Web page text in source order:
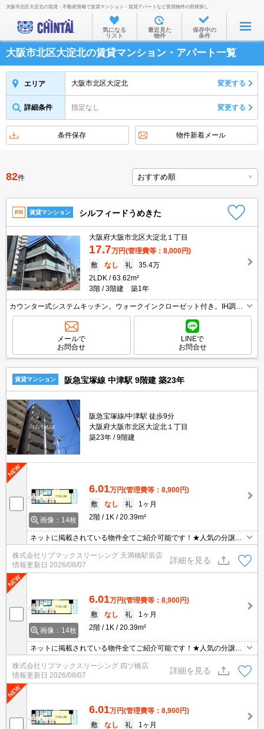
お部屋を探す
沿線・駅から
住所から
家賃相場から
物件特集から
不動産会社から
TOP
大阪市北区大淀北の賃貸・不動産情報で賃貸マンション・賃貸アパートなど賃貸物件の部屋探し
気になる
リスト
最近見た
物件
保存中の
条件
大阪市北区大淀北の賃貸マンション・アパート一覧
エリア 大阪市北区大淀北 変更する
詳細条件 指定なし 変更する
条件保存 物件新着メール
82件
PR 賃貸マンション シルフィードうめきた
大阪府大阪市北区大淀北１丁目
17.7万円(管理費等：8,000円)
敷
なし 礼
35.4万
2LDK
63.62m²
3階
3階建 築1年
カウンター式システムキッチン。ウォークインクローゼット付き。IH調理
器3口付き。インターネット無料。角部屋。オートロック。宅配ボックス
あり。追い焚き機能付きバス。浴室換気乾燥式。人気の新築。
メールで
お問合せ
LINEで
お問合せ
賃貸マンション 阪急宝塚線 中津駅 9階建 築23年
阪急宝塚線/中津駅 徒歩9分
大阪府大阪市北区大淀北１丁目
築23年
9階建
画像：14枚
6.01万円(管理費等：8,900円)
敷
なし 礼
1ヶ月
2階
1K 20.39m²
ネットに掲載されている物件全てご紹介可能です！★人気の分譲型
マンション★ネット・Wi-Fi無料★初期費用クレジット決済可能★北
区物件にて主要エリアへアクセス良好★セキュリティ万全で一人暮
らしも安心♪
株式会社リブマックスリーシング 天満橋駅前店
情報更新日 2026/08/07
詳細を見る
画像：14枚
6.01万円(管理費等：8,900円)
敷
なし 礼
1ヶ月
2階
1K 20.39m²
ネットに掲載されている物件全てご紹介可能です！★人気の分譲型
マンション★ネット・Wi-Fi無料★初期費用クレジット決済可能★北
区物件にて主要エリアへアクセス良好★セキュリティ万全で一人暮
らしも安心♪
株式会社リブマックスリーシング 四ツ橋店
情報更新日 2026/08/07
詳細を見る
6.01万円(管理費等：8,900円)
敷
なし 礼
1ヶ月